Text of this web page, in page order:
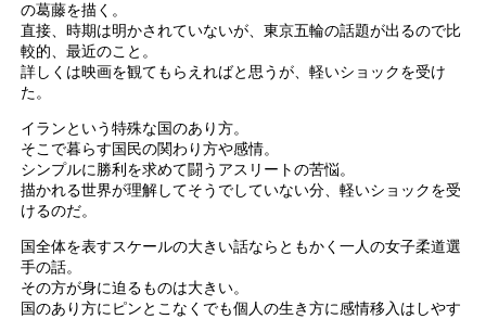
の葛藤を描く。
直接、時期は明かされていないが、東京五輪の話題が出るので比
較的、最近のこと。
詳しくは映画を観てもらえればと思うが、軽いショックを受け
た。
イランという特殊な国のあり方。
そこで暮らす国民の関わり方や感情。
シンプルに勝利を求めて闘うアスリートの苦悩。
描かれる世界が理解してそうでしていない分、軽いショックを受
けるのだ。
国全体を表すスケールの大きい話ならともかく一人の女子柔道選
手の話。
その方が身に迫るものは大きい。
国のあり方にピンとこなくでも個人の生き方に感情移入はしやす